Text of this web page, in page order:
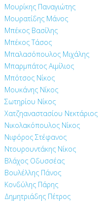
Μουρίκης Παναγιώτης
Μουρατίδης Μάνος
Μπέκος Βασίλης
Μπέκος Τάσος
Μπαλασόπουλος Μιχάλης
Μπαρμπάτος Αιμίλιος
Μπότσος Νίκος
Μουκάνης Νίκος
Σωτηρίου Νίκος
Χατζηαναστασίου Νεκτάριος
Νικολακόπουλος Νίκος
Νιφόρος Στέφανος
Ντουρουντάκης Νίκος
Βλάχος Οδυσσέας
Βουλέλλης Πάνος
Κονδύλης Πάρης
Δημητριάδης Πέτρος